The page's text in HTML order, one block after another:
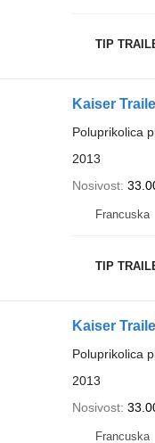
TIP
Kaiser
Poluprikolica
2013
Nosivost
Francuska
TIP
Kaiser
Poluprikolica
2013
Nosivost
Francuska